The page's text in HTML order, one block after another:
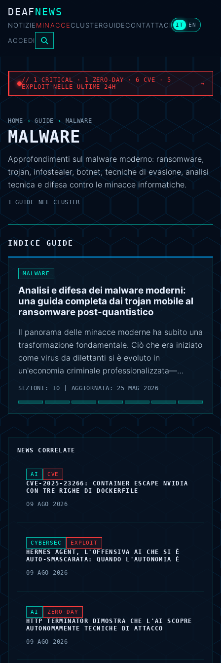
DEAFNEWS
NOTIZIEMINACCECLUSTERGUIDECONTATTACI IT EN
ACCEDI
// 1 CRITICAL · 1 ZERO-DAY · 6 CVE · 5
EXPLOIT NELLE ULTIME 24H
→
HOME › GUIDE › MALWARE
MALWARE
Approfondimenti sul malware moderno: ransomware,
trojan, infostealer, botnet, tecniche di evasione, analisi
tecnica e difesa contro le minacce informatiche.
1 GUIDE NEL CLUSTER
INDICE GUIDE
MALWARE
Analisi e difesa dei malware moderni:
una guida completa dai trojan mobile al
ransomware post-quantistico
Il panorama delle minacce moderne ha subito una
trasformazione fondamentale. Ciò che era iniziato
come virus da dilettanti si è evoluto in
un'economia criminale professionalizzata—…
SEZIONI: 10 | AGGIORNATA: 25 MAG 2026
NEWS CORRELATE
AI CVE
CVE-2025-23266: CONTAINER ESCAPE NVIDIA
CON TRE RIGHE DI DOCKERFILE
09 AGO 2026
CYBERSEC EXPLOIT
HERMES AGENT, L'OFFENSIVA AI CHE SI È
AUTO-SMASCARATA: QUANDO L'AUTONOMIA È
09 AGO 2026
AI ZERO-DAY
HTTP TERMINATOR DIMOSTRA CHE L'AI SCOPRE
AUTONOMAMENTE TECNICHE DI ATTACCO
09 AGO 2026